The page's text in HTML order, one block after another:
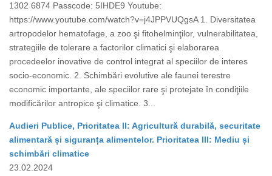
1302 6874 Passcode: 5IHDE9 Youtube:
https://www.youtube.com/watch?v=j4JPPVUQgsA 1. Diversitatea
artropodelor hematofage, a zoo şi fitohelminţilor, vulnerabilitatea,
strategiile de tolerare a factorilor climatici şi elaborarea
procedeelor inovative de control integrat al speciilor de interes
socio-economic. 2. Schimbări evolutive ale faunei terestre
economic importante, ale speciilor rare şi protejate în condiţiile
modificărilor antropice şi climatice. 3...
Audieri Publice, Prioritatea II: Agricultură durabilă, securitate
alimentară și siguranța alimentelor. Prioritatea III: Mediu și
schimbări climatice
23.02.2024